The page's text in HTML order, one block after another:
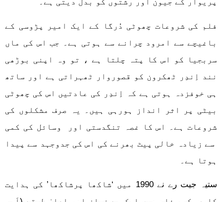
پریوار کے جیون اور رشتوں کو بدل دیتی ہے۔
فلم کی شروعات چھوٹی دُرگا کے ایک امیر پڑوسی کے
باغیچے سے امرود چرانے سے ہوتی ہے۔ جب اس کی ماں
سربجیا کو اس کا پتہ چلتا ہے ، تو وہ اپنی بوڑھی
نند اِندِر ٹھکرون کو قصوروار ٹھہراتی ہے اور ساتھ
ہی خوفزدہ ہوتی ہے کہ اِندِر کی عادتیں اس کی چھوٹی
بیٹی پر اثر انداز ہورہی ہیں۔ یہ صرف مشکلوں کی
شروعات ہے۔ اس کا غصہ تنگدستی اور وسائل کی کمی
سے زیادہ خالی پیٹ بھرنے کی اس کی جدوجہد سے پیدا
ہوتا ہے۔
ستیہ جیت رے نے 1990 میں ‘شاکھا پرشاکھا’ کی ہدایت